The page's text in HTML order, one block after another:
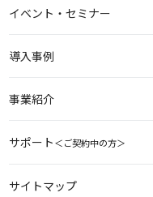
イベント・セミナー
導入事例
事業紹介
サポート＜ご契約中の方＞
サイトマップ